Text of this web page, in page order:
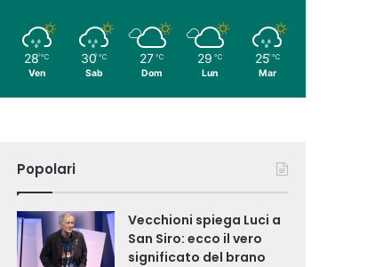
28 ℃
Ven
30 ℃
Sab
27 ℃
Dom
29 ℃
Lun
25 ℃
Mar
Popolari
Vecchioni spiega Luci a
San Siro: ecco il vero
significato del brano